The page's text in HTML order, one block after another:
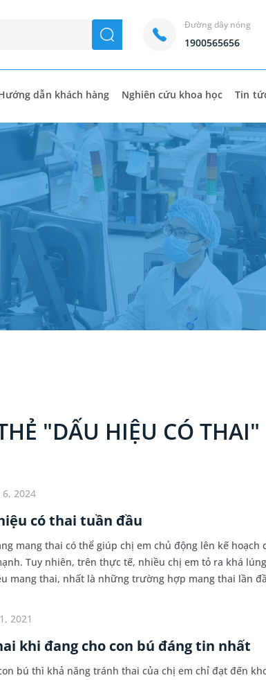
seach
Đường dây nóng
1900565656
dẫn khách hàng Nghiên cứu khoa học Tin
"DẤU HIỆU CÓ THAI"
2024
có thai tuần đầu
mang thai có thể giúp chị em chủ động lên kế hoạch
Tuy nhiên, trên thực tế, nhiều chị em tỏ ra khá lúng
mang thai, nhất là những trường hợp mang thai lần
2021
khi đang cho con bú đáng tin nhất
bú thì khả năng tránh thai của chị em chỉ đạt đến